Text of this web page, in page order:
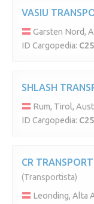
VASIU
Garsten Nord,
ID Cargopedia:
SHLASH
Rum, Tirol,
ID Cargopedia:
CR
(Transportista)
Leonding, Alta